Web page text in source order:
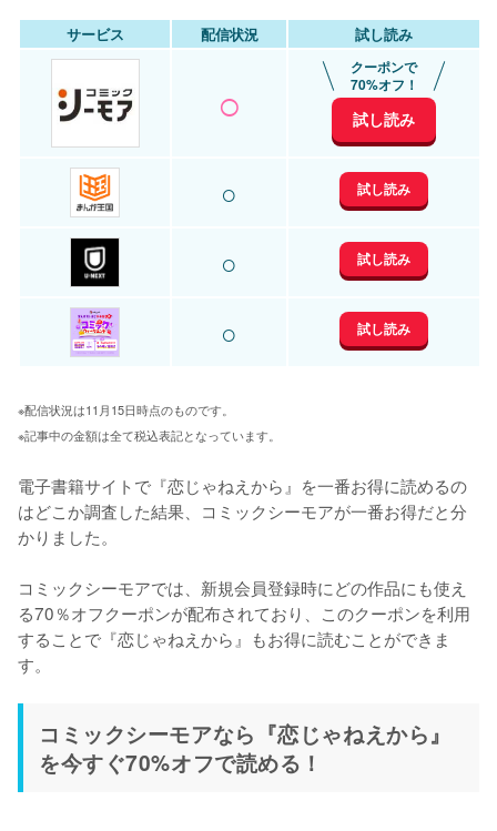
サービス 配信状況 試し読み
○
クーポンで
70%オフ！
試し読み
○ 試し読み
○ 試し読み
○ 試し読み
※配信状況は11月15日時点のものです。
※記事中の金額は全て税込表記となっています。
電子書籍サイトで『恋じゃねえから』を一番お得に読めるの
はどこか調査した結果、コミックシーモアが一番お得だと分
かりました。
コミックシーモアでは、新規会員登録時にどの作品にも使え
る70％オフクーポンが配布されており、このクーポンを利用
することで『恋じゃねえから』もお得に読むことができま
す。
コミックシーモアなら『恋じゃねえから』
を今すぐ70%オフで読める！